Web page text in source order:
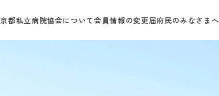
京都私立病院協会について会員情報の変更届府民のみなさまへ